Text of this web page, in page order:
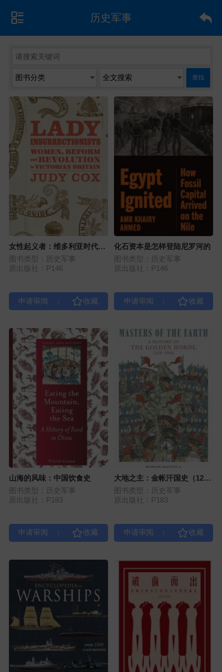
历史军事
查找
女性起义者：维多利亚时代英
国的改革与革命
图书类型：历史军事
原出版社：P146
化石资本是怎样登陆尼罗河的
图书类型：历史军事
原出版社：P146
山海的风味：中国饮食史
图书类型：历史军事
原出版社：P183
大地之主：金帐汗国史（1219
—1502）
图书类型：历史军事
原出版社：P183